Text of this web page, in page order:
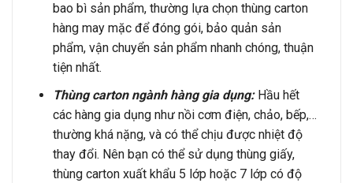
bao bì sản phẩm, thường lựa chọn thùng carton
hàng may mặc để đóng gói, bảo quản sản
phẩm, vận chuyển sản phẩm nhanh chóng, thuận
tiện nhất.
Thùng carton ngành hàng gia dụng: Hầu hết
các hàng gia dụng như nồi cơm điện, chảo, bếp,…
thường khá nặng, và có thể chịu được nhiệt độ
thay đổi. Nên bạn có thể sử dụng thùng giấy,
thùng carton xuất khẩu 5 lớp hoặc 7 lớp có độ